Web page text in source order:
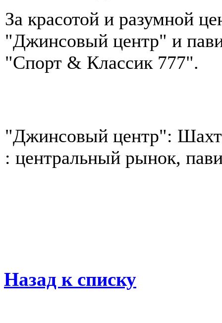
За красотой и разумной
"Джинсовый центр" и
"Спорт & Классик 777".
"Джинсовый центр":
: центральный рынок,
Назад к списку